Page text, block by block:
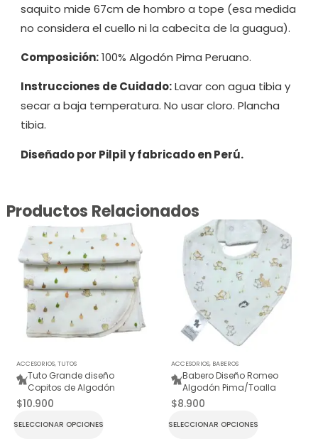
saquito mide 67cm de hombro a tope (esa medida
no considera el cuello ni la cabecita de la guagua).
Composición:100% Algodón Pima Peruano.
Instrucciones de Cuidado:Lavar con agua tibia y
secar a baja temperatura. No usar cloro. Plancha
tibia.
Diseñado por Pilpil y fabricado en Perú.
Productos Relacionados
ACCESORIOS,TUTOS
Tuto Grande diseño
Copitos de Algodón
$10.900
SELECCIONAR OPCIONES
ACCESORIOS, BABEROS
Babero Diseño Romeo
Algodón Pima/Toalla
$8.900
SELECCIONAR OPCIONES